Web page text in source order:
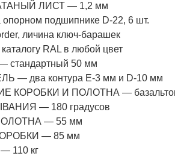
ЛИСТ — 1,2 мм
подшипнике D-22, 6 шт.
личина ключ-барашек
RAL в любой цвет​​​​​​​
50 мм
— два контура Е-3 мм и D-10 мм
КОРОБКИ И ПОЛОТНА —
— 180 градусов
— 55 мм
— 85 мм
110 кг